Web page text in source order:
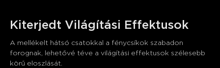
Kiterjedt Világítási Effektusok
A mellékelt hátsó csatokkal a fénycsíkok szabadon
forognak, lehetővé téve a világítási effektusok szélesebb
körű eloszlását.